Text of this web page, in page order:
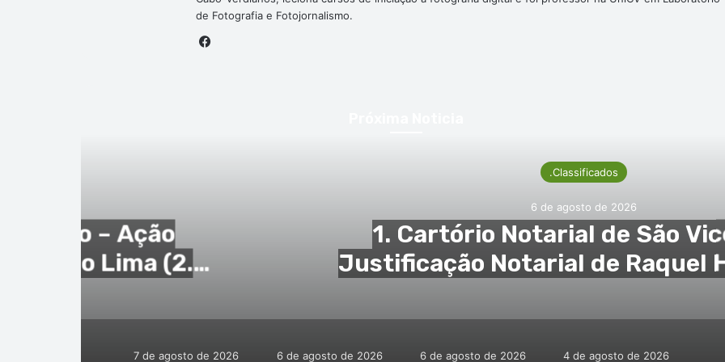
de Fotografia e Fotojornalismo.
1. Cartório Notarial de São Vicente –
Justificação Notarial de Raquel Helena de
7 de agosto de 2026 6 de agosto de 2026 6 de agosto de 2026 4 de agosto de 2026